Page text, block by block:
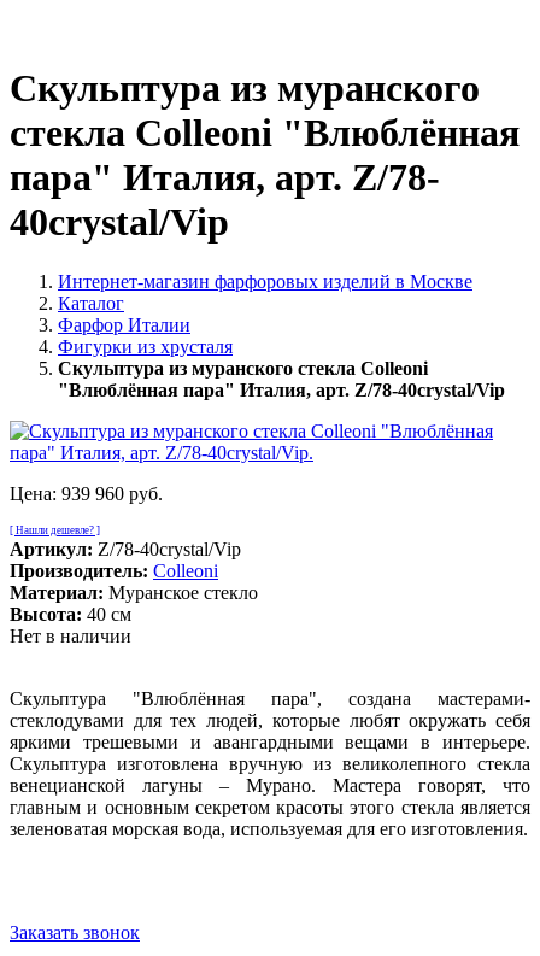
Скульптура из муранского
стекла Colleoni "Влюблённая
пара" Италия, арт. Z/78-
40crystal/Vip
Интернет-магазин фарфоровых изделий в Москве
Каталог
Фарфор Италии
Фигурки из хрусталя
Скульптура из муранского стекла Colleoni
"Влюблённая пара" Италия, арт. Z/78-40crystal/Vip
Цена: 939 960 руб.
[ Нашли дешевле? ]
Артикул: Z/78-40crystal/Vip
Производитель: Colleoni
Материал: Муранское стекло
Высота: 40 см
Нет в наличии
Скульптура "Влюблённая пара", создана мастерами-
стеклодувами для тех людей, которые любят окружать себя
яркими трешевыми и авангардными вещами в интерьере.
Скульптура изготовлена вручную из великолепного стекла
венецианской лагуны – Мурано. Мастера говорят, что
главным и основным секретом красоты этого стекла является
зеленоватая морская вода, используемая для его изготовления.
Заказать звонок